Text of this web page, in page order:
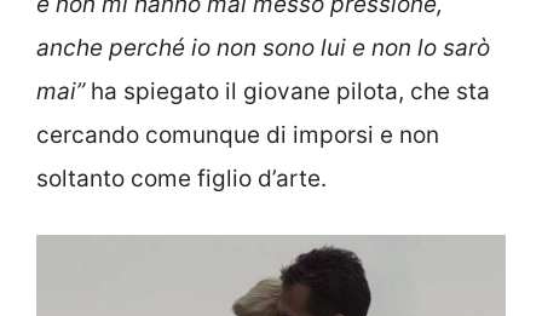
anche perché io non sono lui e non lo sarò
mai”ha spiegato il giovane pilota, che sta
cercando comunque di imporsi e non
soltanto come figlio d’arte.